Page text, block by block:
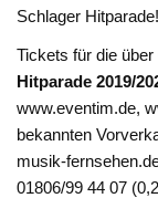
Schlager Hitparade!
Tickets für die
Hitparade 2019/
www.eventim.de,
bekannten
musik-
01806/99 44 07